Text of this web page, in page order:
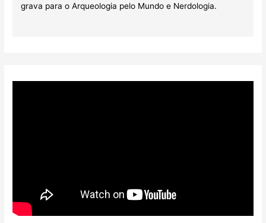
grava para o Arqueologia pelo Mundo e Nerdologia.